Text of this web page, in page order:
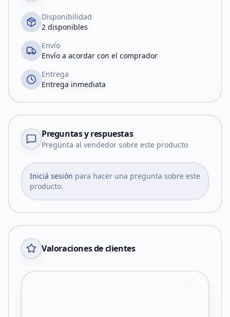
Disponibilidad
2 disponibles
Envío
Envío a acordar con el comprador
Entrega
Entrega inmediata
Preguntas y respuestas
Pregunta al vendedor sobre este producto
Iniciá sesión para hacer una pregunta sobre este
producto.
Valoraciones de clientes